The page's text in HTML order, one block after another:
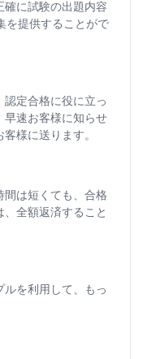
に試験の出題内容
を提供することがで
定合格に役に立っ
早速お客様に知らせ
様に送ります。
間は短くても、合格
全額返済すること
を利用して、もっ